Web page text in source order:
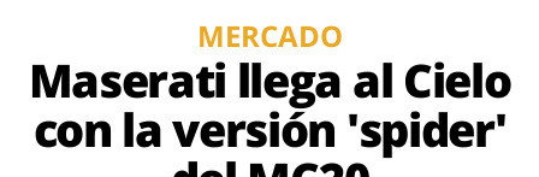
MERCADO
Maserati llega al Cielo
con la versión 'spider'